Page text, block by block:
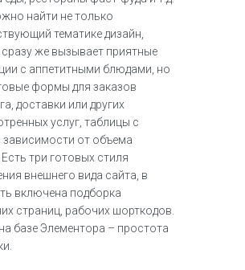
найти не только
тематике дизайн,
же вызывает приятные
с аппетитными блюдами, но
формы для заказов
доставки или других
услуг, таблицы с
зависимости от объема
три готовых стиля
внешнего вида сайта, в
включена подборка
страниц, рабочих шорткодов.
базе Элементора – простота